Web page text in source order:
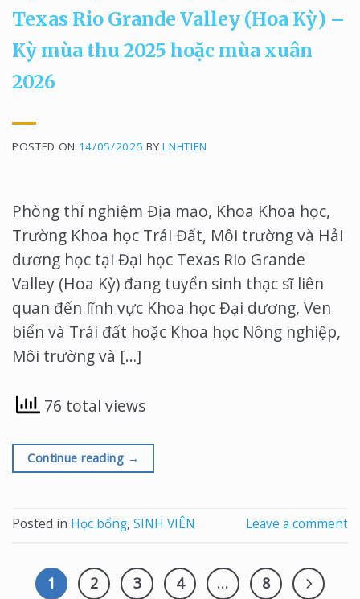
Texas Rio Grande Valley (Hoa Kỳ) –
Kỳ mùa thu 2025 hoặc mùa xuân
2026
POSTED ON 14/05/2025 BYLNHTIEN
Phòng thí nghiệm Địa mạo, Khoa Khoa học,
Trường Khoa học Trái Đất, Môi trường và Hải
dương học tại Đại học Texas Rio Grande
Valley (Hoa Kỳ) đang tuyển sinh thạc sĩ liên
quan đến lĩnh vực Khoa học Đại dương, Ven
biển và Trái đất hoặc Khoa học Nông nghiệp,
Môi trường và […]
76 total views
Continue reading →
Posted in Học bổng, SINH VIÊN Leave a comment
1 2 3 4 … 8